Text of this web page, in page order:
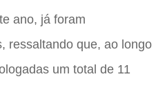
ano, já foram
ressaltando que, ao longo
um total de 11